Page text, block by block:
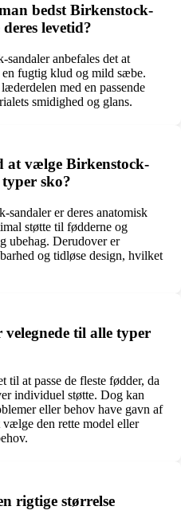
bedst Birkenstock-
levetid?
anbefales det at
fugtig klud og mild sæbe.
med en passende
smidighed og glans.
at vælge Birkenstock-
sko?
sandaler er deres anatomisk
støtte til fødderne og
ubehag. Derudover er
og tidløse design, hvilket
til alle typer
til at passe de fleste fødder, da
individuel støtte. Dog kan
eller behov have gavn af
vælge den rette model eller
rigtige størrelse